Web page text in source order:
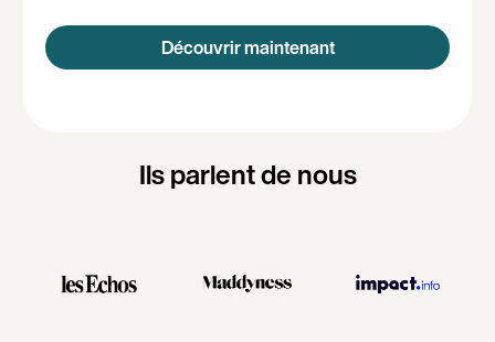
Découvrir maintenant
Ils parlent de nous